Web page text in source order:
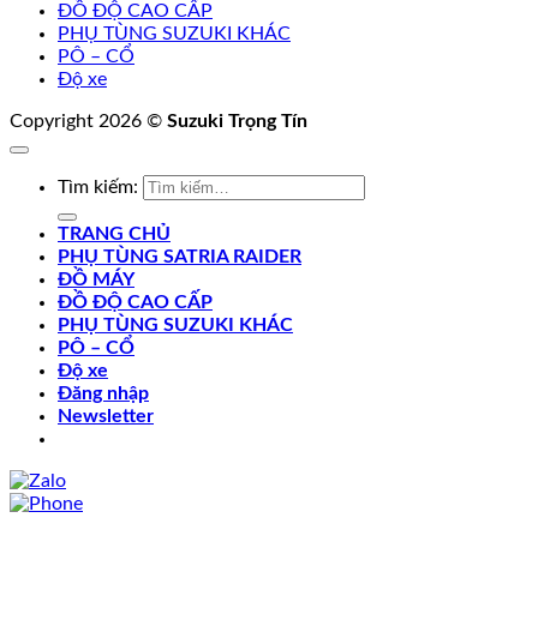
ĐỒ ĐỘ CAO CẤP
PHỤ TÙNG SUZUKI KHÁC
PÔ – CỔ
Độ xe
Copyright 2026 © Suzuki Trọng Tín
Tìm kiếm:
TRANG CHỦ
PHỤ TÙNG SATRIA RAIDER
ĐỒ MÁY
ĐỒ ĐỘ CAO CẤP
PHỤ TÙNG SUZUKI KHÁC
PÔ – CỔ
Độ xe
Đăng nhập
Newsletter